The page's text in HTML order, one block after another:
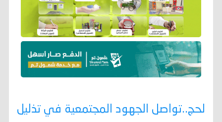
لحج..تواصل الجهود المجتمعية في تذليل